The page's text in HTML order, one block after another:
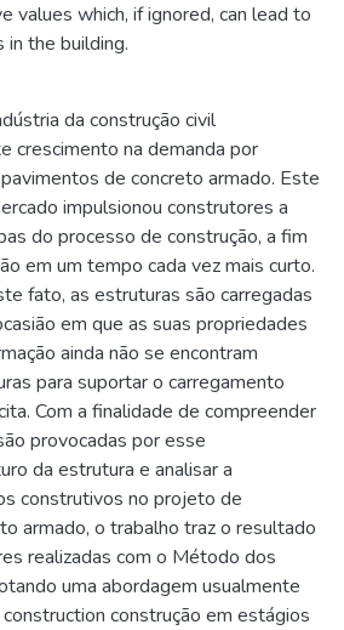
values which, if ignored, can lead to
the building.
da construção civil
crescimento na demanda por
de concreto armado. Este
impulsionou construtores a
do processo de construção, a fim
em um tempo cada vez mais curto.
fato, as estruturas são carregadas
em que as suas propriedades
ainda não se encontram
para suportar o carregamento
Com a finalidade de compreender
provocadas por esse
da estrutura e analisar a
construtivos no projeto de
armado, o trabalho traz o resultado
realizadas com o Método dos
uma abordagem usualmente
construção em estágios